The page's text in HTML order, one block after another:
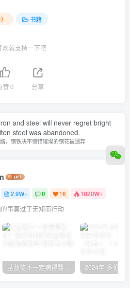
书籍
欢就支持一下吧
赞0 分享
and steel will never regret bright
steel was abandoned.
，钢铁决不惋惜璀璨的钢花被遗弃
2.9W+ 0 16 1020W+
事莫过于无知而行动
基督徒不一定病得醫治？寇紹恩牧師談基督徒的醫治與盼望